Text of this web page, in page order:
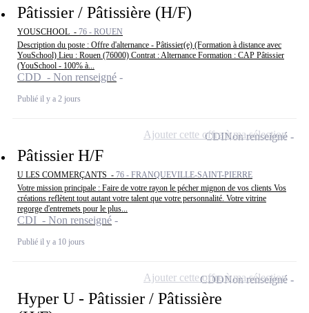
Pâtissier / Pâtissière (H/F)
YOUSCHOOL - 76 - ROUEN
Description du poste : Offre d'alternance - Pâtissier(e) (Formation à distance avec
YouSchool) Lieu : Rouen (76000) Contrat : Alternance Formation : CAP Pâtissier
(YouSchool - 100% à...
CDD - Non renseigné
Publié il y a 2 jours
Pâtissier H/F
U LES COMMERÇANTS - 76 - FRANQUEVILLE-SAINT-PIERRE
Votre mission principale : Faire de votre rayon le pécher mignon de vos clients Vos
créations reflètent tout autant votre talent que votre personnalité. Votre vitrine
regorge d'entremets pour le plus...
CDI - Non renseigné
Publié il y a 10 jours
CDINon renseigné
Ajouter cette offre à ma sélection
Hyper U - Pâtissier / Pâtissière
CDDNon renseigné
Ajouter cette offre à ma sélection